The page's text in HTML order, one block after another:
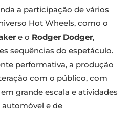
a participação de vários
Hot Wheels, como o
e o Rodger Dodger,
sequências do espetáculo.
performativa, a produção
com o público, com
grande escala e atividades
automóvel e de